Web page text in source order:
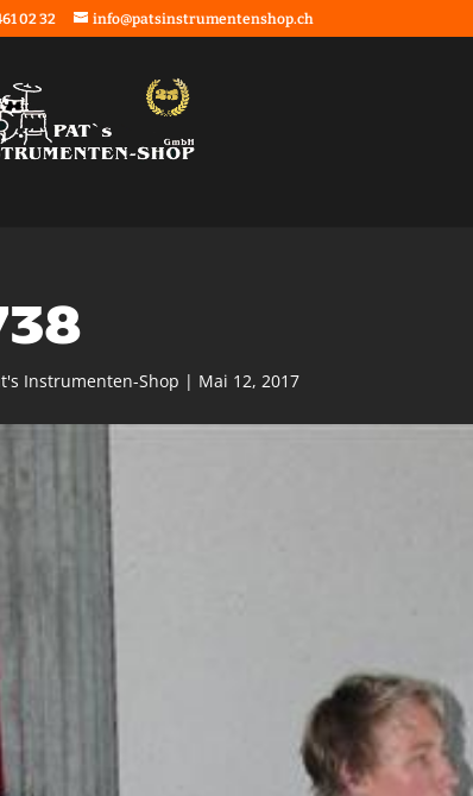
02 32 info@patsinstrumentenshop.ch
Instrumenten-Shop | Mai 12, 2017